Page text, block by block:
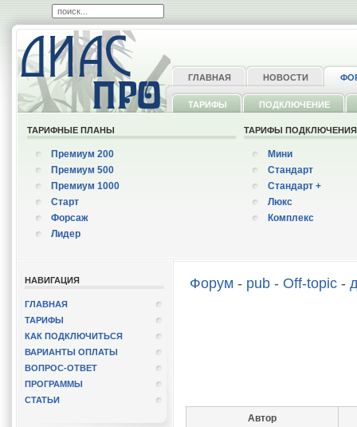
ГЛАВНАЯ НОВОСТИ
ТАРИФЫ ПОДКЛЮЧЕНИЕ
ТАРИФНЫЕ ПЛАНЫ
Премиум 200
Премиум 500
Премиум 1000
Старт
Форсаж
Лидер
ТАРИФЫ ПОДКЛЮЧЕНИЯ
Мини
Стандарт
Стандарт +
Люкс
Комплекс
НАВИГАЦИЯ
ГЛАВНАЯ
ТАРИФЫ
КАК ПОДКЛЮЧИТЬСЯ
ВАРИАНТЫ ОПЛАТЫ
ВОПРОС-ОТВЕТ
ПРОГРАММЫ
СТАТЬИ
Форум - pub - Off-topic -
Автор